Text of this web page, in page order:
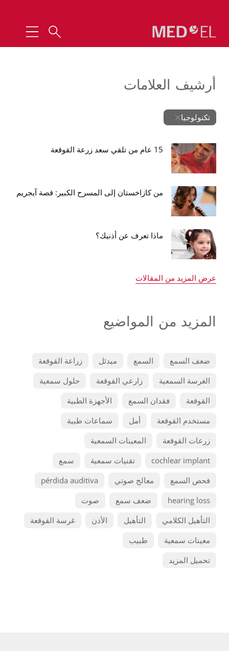
أرشيف العلامات
تكنولوجيا
15 عام من تلقي سعد زرعة القوقعة
من كازاخستان إلى المسرح الكبير: قصة آيجريم
ماذا تعرف عن أذنيك؟
عرض المزيد من المقالات
المزيد من المواضيع
ضعف السمع السمع ميدئل
زراعة القوقعة
الغرسة السمعية
زارعي القوقعة
حلول سمعية
القوقعة
فقدان السمع
الأجهزة الطبية
مستخدم القوقعة
أمل
سماعات طبية
زرعات القوقعة
المعينات السمعية
cochlear implant
تقنيات سمعية
سمع
فحص السمع
معالج صوتي
pérdida auditiva
hearing loss
ضعف سمع
صوت
التأهيل الكلامي
التأهيل الأذن
غرسة القوقعة
معينات سمعية
طبيب
تحميل المزيد